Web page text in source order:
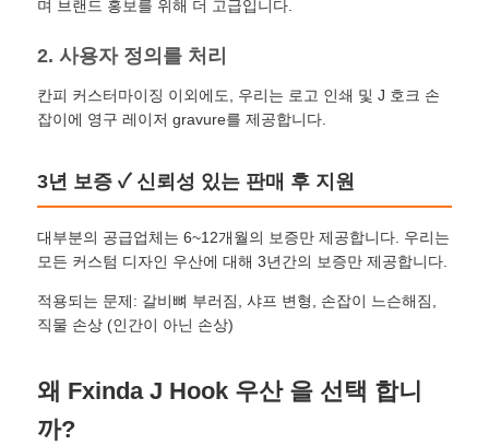
산책 우산
소형 우산
홍보용 우산
바람 막는 우산
자동 개방 우산
역방향 우산
며 브랜드 홍보를 위해 더 고급입니다.
2. 사용자 정의를 처리
칸피 커스터마이징 이외에도, 우리는 로고 인쇄 및 J 호크 손
잡이에 영구 레이저 gravure를 제공합니다.
3년 보증 ✓ 신뢰성 있는 판매 후 지원
대부분의 공급업체는 6~12개월의 보증만 제공합니다. 우리는
모든 커스텀 디자인 우산에 대해 3년간의 보증만 제공합니다.
적용되는 문제: 갈비뼈 부러짐, 샤프 변형, 손잡이 느슨해짐,
직물 손상 (인간이 아닌 손상)
왜 Fxinda J Hook 우산 을 선택 합니
까?